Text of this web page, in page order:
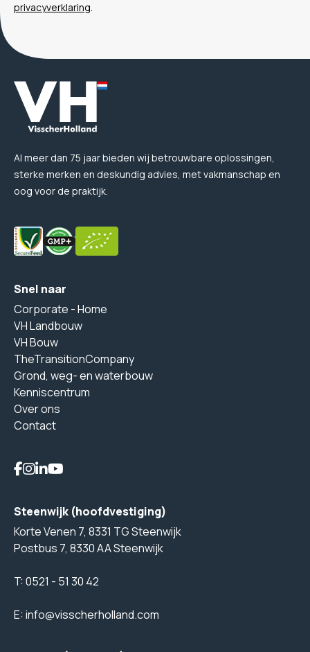
privacyverklaring.
Al meer dan 75 jaar bieden wij betrouwbare oplossingen,
sterke merken en deskundig advies, met vakmanschap en
oog voor de praktijk.
Snel naar
Corporate - Home
VH Landbouw
VH Bouw
TheTransitionCompany
Grond, weg- en waterbouw
Kenniscentrum
Over ons
Contact
Steenwijk (hoofdvestiging)
Korte Venen 7, 8331 TG Steenwijk
Postbus 7, 8330 AA Steenwijk
T:0521 - 51 30 42
E:info@visscherholland.com